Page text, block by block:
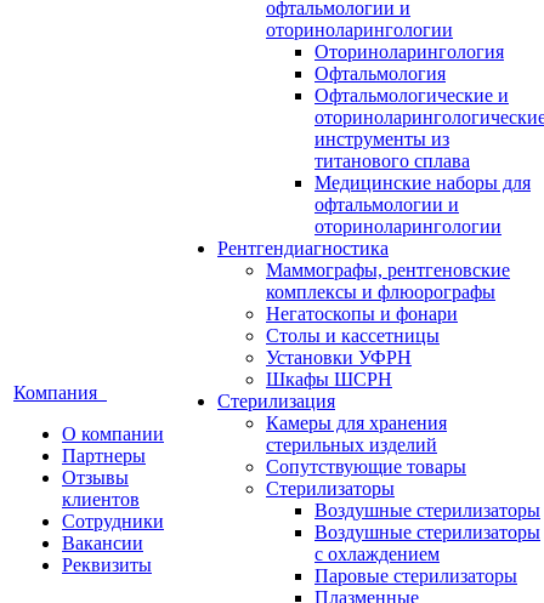
Компания
О компании
Партнеры
Отзывы
клиентов
Сотрудники
Вакансии
Реквизиты
офтальмологии и
оториноларингологии
Оториноларингология
Офтальмология
Офтальмологические и
инструменты из
титанового сплава
Медицинские наборы для
офтальмологии и
оториноларингологии
Рентгендиагностика
Маммографы, рентгеновские
комплексы и флюорографы
Негатоскопы и фонари
Столы и кассетницы
Установки УФРН
Шкафы ШСРН
Стерилизация
Камеры для хранения
стерильных изделий
Сопутствующие товары
Стерилизаторы
Воздушные стерилизаторы
Воздушные стерилизаторы
с охлаждением
Паровые стерилизаторы
Плазменные